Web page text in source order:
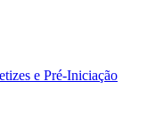
e Pré-Iniciação